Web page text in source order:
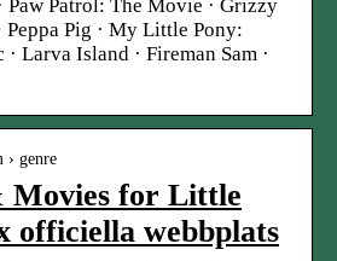
Patrol: The Movie · Grizzy
Peppa Pig · My Little Pony:
Larva Island · Fireman Sam ·
genre
Movies for Little
officiella webbplats